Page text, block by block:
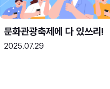
문화관광축제에 다 있쓰리!
2025.07.29